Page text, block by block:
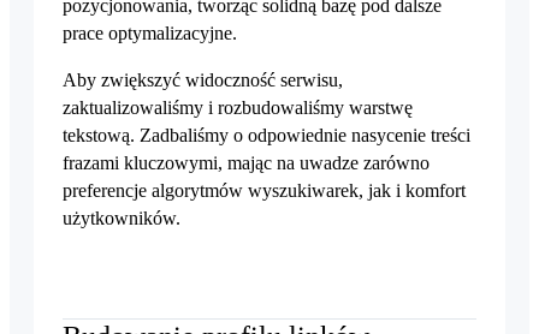
pozycjonowania, tworząc solidną bazę pod dalsze
prace optymalizacyjne.
Aby zwiększyć widoczność serwisu,
zaktualizowaliśmy i rozbudowaliśmy warstwę
tekstową. Zadbaliśmy o odpowiednie nasycenie treści
frazami kluczowymi, mając na uwadze zarówno
preferencje algorytmów wyszukiwarek, jak i komfort
użytkowników.